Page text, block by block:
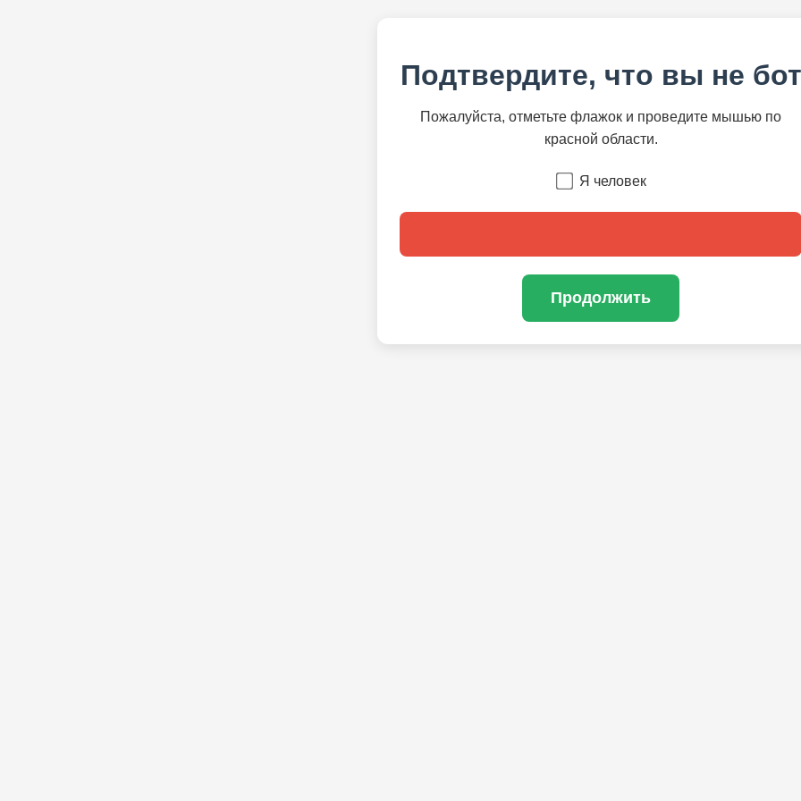
Подтвердите, что вы не бот
Пожалуйста, отметьте флажок и проведите мышью по
красной области.
Я человек
Продолжить